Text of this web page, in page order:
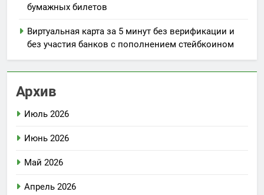
бумажных билетов
Виртуальная карта за 5 минут без верификации и
без участия банков с пополнением стейбкоином
Архив
Июль 2026
Июнь 2026
Май 2026
Апрель 2026